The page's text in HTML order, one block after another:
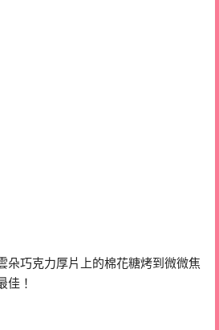
朵巧克力厚片上的棉花糖烤到微微焦
佳！